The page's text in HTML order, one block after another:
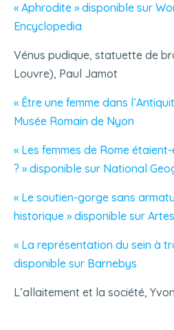
« Aphrodite » disponible sur
Encyclopedia
Vénus pudique, statuette de
Louvre), Paul Jamot
« Être une femme dans
Musée Romain de Nyon
« Les femmes de Rome
? » disponible sur National
« Le soutien-gorge sans
historique » disponible sur
« La représentation du sein à
disponible sur Barnebys
L’allaitement et la société,